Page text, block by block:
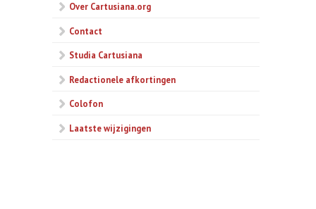
Over Cartusiana.org
Contact
Studia Cartusiana
Redactionele afkortingen
Colofon
Laatste wijzigingen